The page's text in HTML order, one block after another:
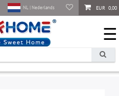
EUR 0,00
NL | Nederlands
☰